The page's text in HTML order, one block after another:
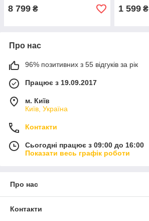
8 799 ₴ 1 599 ₴
Про нас
96% позитивних з 55 відгуків за рік
Працює з 19.09.2017
м. Київ
Київ, Україна
Контакти
Сьогодні працює з 09:00 до 16:00
Показати весь графік роботи
Про нас
Контакти